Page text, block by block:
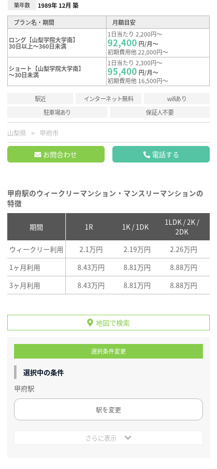
築年数 1989年 12月 築
プラン名・期間 月額目安
ロング【山梨学院大学南】
30日以上～360日未満
1日当たり 2,200円～
92,400 円/月～
初期費用他 22,000円～
ショート【山梨学院大学南】
～30日未満
1日当たり 2,300円～
95,400 円/月～
初期費用他 16,500円～
駅近 インターネット無料
wifiあり
駐車場あり
保証人不要
山梨県 甲府市
お問合わせ 電話する
甲府駅のウィークリーマンション・マンスリーマンションの
特徴
期間 1R 1K / 1DK
1LDK / 2K /
2DK
ウィークリー利用 2.1万円 2.19万円 2.26万円
1ヶ月利用
8.43万円 8.81万円 8.88万円
3ヶ月利用
8.43万円 8.81万円 8.88万円
地図で検索
選択条件変更
選択中の条件
甲府駅
駅を変更
さらに表示